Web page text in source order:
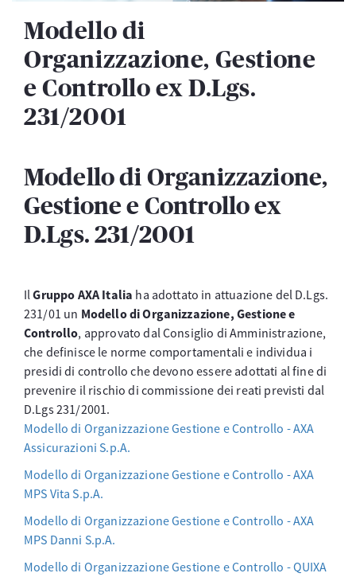
Modello di
Organizzazione, Gestione
e Controllo ex D.Lgs.
231/2001
Modello di Organizzazione,
Gestione e Controllo ex
D.Lgs. 231/2001
IlGruppo AXA Italia ha adottato in attuazione del D.Lgs.
231/01 un Modello di Organizzazione, Gestione e
Controllo, approvato dal Consiglio di Amministrazione,
che definisce le norme comportamentali e individua i
presidi di controllo che devono essere adottati al fine di
prevenire il rischio di commissione dei reati previsti dal
D.Lgs 231/2001.
Modello di Organizzazione Gestione e Controllo - AXA
Assicurazioni S.p.A.
Modello di Organizzazione Gestione e Controllo - AXA
MPS Vita S.p.A.
Modello di Organizzazione Gestione e Controllo - AXA
MPS Danni S.p.A.
Modello di Organizzazione Gestione e Controllo - QUIXA